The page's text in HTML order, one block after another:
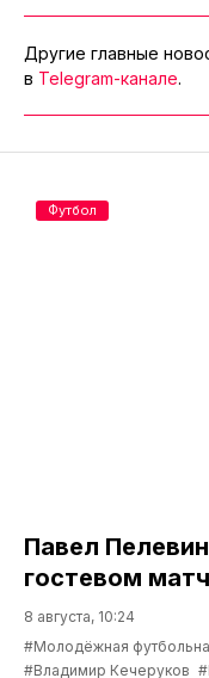
Другие главные
в Telegram-канале.
Павел
гостевом
8 августа, 10:24
#Молодёжная
#Владимир Кечеруков
Футбол